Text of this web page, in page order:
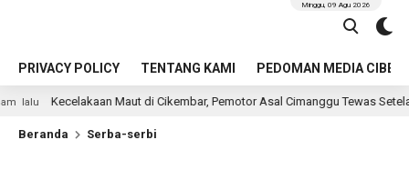
PRIVACY POLICY TENTANG KAMI PEDOMAN MEDIA CIBER
Minggu, 09 Agu 2026
Maut di Cikembar, Pemotor Asal Cimanggu Tewas Setelah Terpental
Beranda Serba-serbi